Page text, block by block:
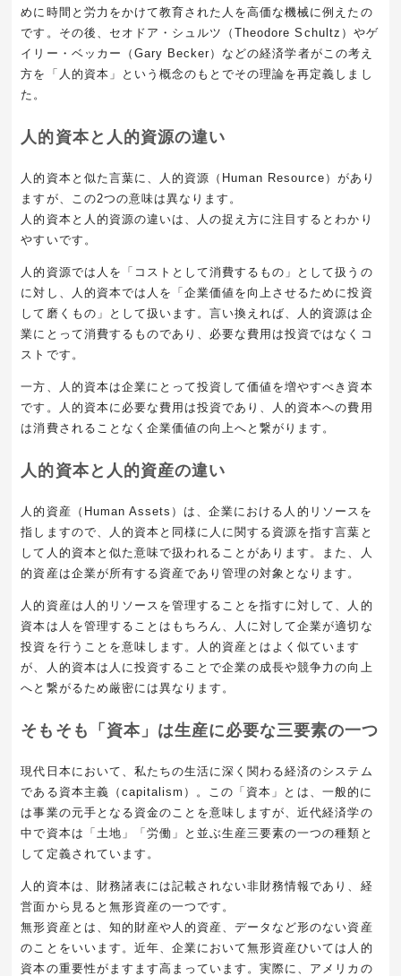
めに時間と労力をかけて教育された人を高価な機械に例えたの
です。その後、セオドア・シュルツ（Theodore Schultz）やゲ
イリー・ベッカー（Gary Becker）などの経済学者がこの考え
方を「人的資本」という概念のもとでその理論を再定義しまし
た。
人的資本と人的資源の違い
人的資本と似た言葉に、人的資源（Human Resource）があり
ますが、この2つの意味は異なります。
人的資本と人的資源の違いは、人の捉え方に注目するとわかり
やすいです。
人的資源では人を「コストとして消費するもの」として扱うの
に対し、人的資本では人を「企業価値を向上させるために投資
して磨くもの」として扱います。言い換えれば、人的資源は企
業にとって消費するものであり、必要な費用は投資ではなくコ
ストです。
一方、人的資本は企業にとって投資して価値を増やすべき資本
です。人的資本に必要な費用は投資であり、人的資本への費用
は消費されることなく企業価値の向上へと繋がります。
人的資本と人的資産の違い
人的資産（Human Assets）は、企業における人的リソースを
指しますので、人的資本と同様に人に関する資源を指す言葉と
して人的資本と似た意味で扱われることがあります。また、人
的資産は企業が所有する資産であり管理の対象となります。
人的資産は人的リソースを管理することを指すに対して、人的
資本は人を管理することはもちろん、人に対して企業が適切な
投資を行うことを意味します。人的資産とはよく似ています
が、人的資本は人に投資することで企業の成長や競争力の向上
へと繋がるため厳密には異なります。
そもそも「資本」は生産に必要な三要素の一つ
現代日本において、私たちの生活に深く関わる経済のシステム
である資本主義（capitalism）。この「資本」とは、一般的に
は事業の元手となる資金のことを意味しますが、近代経済学の
中で資本は「土地」「労働」と並ぶ生産三要素の一つの種類と
して定義されています。
人的資本は、財務諸表には記載されない非財務情報であり、経
営面から見ると無形資産の一つです。
無形資産とは、知的財産や人的資産、データなど形のない資産
のことをいいます。近年、企業において無形資産ひいては人的
資本の重要性がますます高まっています。実際に、アメリカの